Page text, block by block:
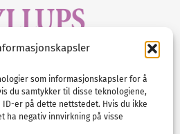
som informasjonskapsler for å
du samtykker til disse teknologiene,
er på dette nettstedet. Hvis du ikke
ha negativ innvirkning på visse
nordicbridalmedia.com
Norge
reserved.